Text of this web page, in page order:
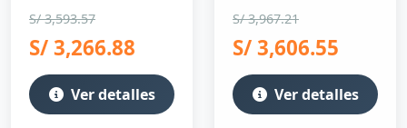
S/ 3,593.57
S/ 3,266.88
Ver detalles
S/ 3,967.21
S/ 3,606.55
Ver detalles